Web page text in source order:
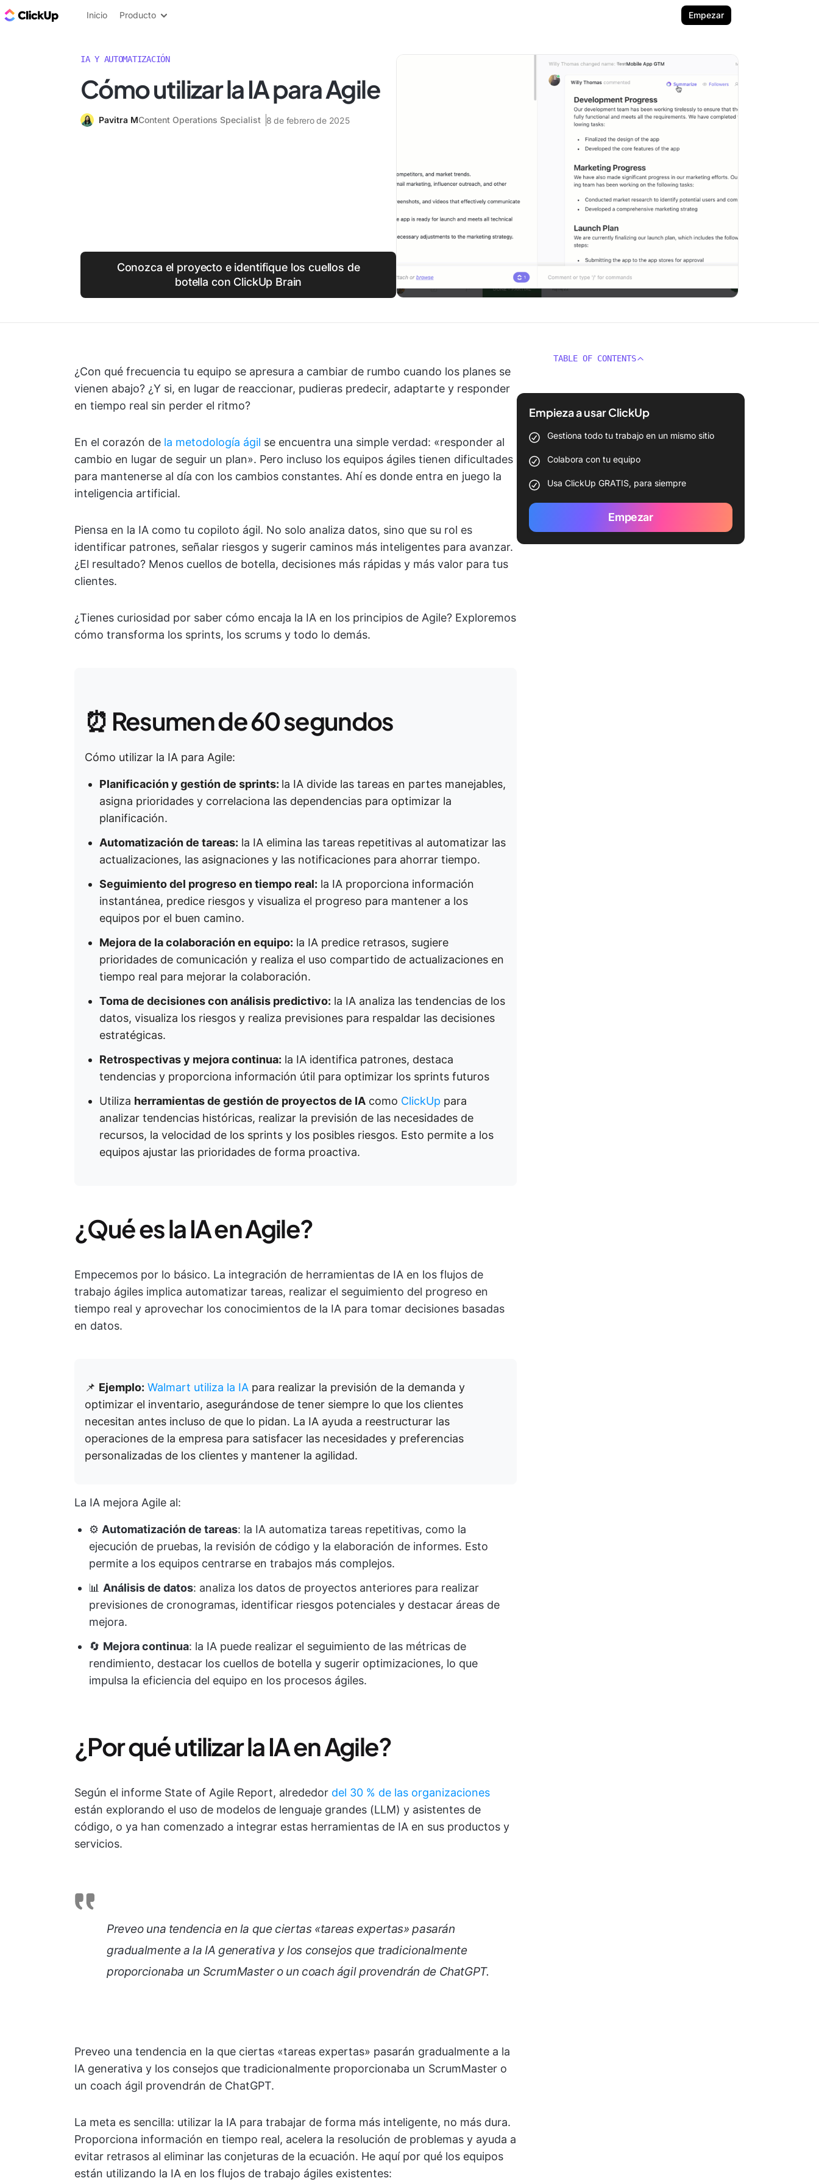
ClickUp Blog
Inicio Producto Empezar
IA Y AUTOMATIZACIÓN
Cómo utilizar la IA para Agile
Pavitra MContent Operations Specialist 8 de febrero de 2025
Conozca el proyecto e identifique los cuellos de
botella con ClickUp Brain
¿Con qué frecuencia tu equipo se apresura a cambiar de rumbo cuando los planes se
vienen abajo? ¿Y si, en lugar de reaccionar, pudieras predecir, adaptarte y responder
en tiempo real sin perder el ritmo?
En el corazón de la metodología ágil se encuentra una simple verdad: «responder al
cambio en lugar de seguir un plan». Pero incluso los equipos ágiles tienen dificultades
para mantenerse al día con los cambios constantes. Ahí es donde entra en juego la
inteligencia artificial.
Piensa en la IA como tu copiloto ágil. No solo analiza datos, sino que su rol es
identificar patrones, señalar riesgos y sugerir caminos más inteligentes para avanzar.
¿El resultado? Menos cuellos de botella, decisiones más rápidas y más valor para tus
clientes.
¿Tienes curiosidad por saber cómo encaja la IA en los principios de Agile? Exploremos
cómo transforma los sprints, los scrums y todo lo demás.
⏰ Resumen de 60 segundos
Cómo utilizar la IA para Agile:
Planificación y gestión de sprints: la IA divide las tareas en partes manejables,
asigna prioridades y correlaciona las dependencias para optimizar la
planificación.
Automatización de tareas: la IA elimina las tareas repetitivas al automatizar las
actualizaciones, las asignaciones y las notificaciones para ahorrar tiempo.
Seguimiento del progreso en tiempo real: la IA proporciona información
instantánea, predice riesgos y visualiza el progreso para mantener a los
equipos por el buen camino.
Mejora de la colaboración en equipo: la IA predice retrasos, sugiere
prioridades de comunicación y realiza el uso compartido de actualizaciones en
tiempo real para mejorar la colaboración.
Toma de decisiones con análisis predictivo: la IA analiza las tendencias de los
datos, visualiza los riesgos y realiza previsiones para respaldar las decisiones
estratégicas.
Retrospectivas y mejora continua: la IA identifica patrones, destaca
tendencias y proporciona información útil para optimizar los sprints futuros
Utiliza herramientas de gestión de proyectos de IA como ClickUp para
analizar tendencias históricas, realizar la previsión de las necesidades de
recursos, la velocidad de los sprints y los posibles riesgos. Esto permite a los
equipos ajustar las prioridades de forma proactiva.
¿Qué es la IA en Agile?
Empecemos por lo básico. La integración de herramientas de IA en los flujos de
trabajo ágiles implica automatizar tareas, realizar el seguimiento del progreso en
tiempo real y aprovechar los conocimientos de la IA para tomar decisiones basadas
en datos.
📌 Ejemplo: Walmart utiliza la IA para realizar la previsión de la demanda y
optimizar el inventario, asegurándose de tener siempre lo que los clientes
necesitan antes incluso de que lo pidan. La IA ayuda a reestructurar las
operaciones de la empresa para satisfacer las necesidades y preferencias
personalizadas de los clientes y mantener la agilidad.
La IA mejora Agile al:
⚙️ Automatización de tareas: la IA automatiza tareas repetitivas, como la
ejecución de pruebas, la revisión de código y la elaboración de informes. Esto
permite a los equipos centrarse en trabajos más complejos.
📊 Análisis de datos: analiza los datos de proyectos anteriores para realizar
previsiones de cronogramas, identificar riesgos potenciales y destacar áreas de
mejora.
🔄 Mejora continua: la IA puede realizar el seguimiento de las métricas de
rendimiento, destacar los cuellos de botella y sugerir optimizaciones, lo que
impulsa la eficiencia del equipo en los procesos ágiles.
¿Por qué utilizar la IA en Agile?
Según el informe State of Agile Report, alrededor del 30 % de las organizaciones
están explorando el uso de modelos de lenguaje grandes (LLM) y asistentes de
código, o ya han comenzado a integrar estas herramientas de IA en sus productos y
servicios.
Preveo una tendencia en la que ciertas «tareas expertas» pasarán
gradualmente a la IA generativa y los consejos que tradicionalmente
proporcionaba un ScrumMaster o un coach ágil provendrán de ChatGPT.
Preveo una tendencia en la que ciertas «tareas expertas» pasarán gradualmente a la
IA generativa y los consejos que tradicionalmente proporcionaba un ScrumMaster o
un coach ágil provendrán de ChatGPT.
La meta es sencilla: utilizar la IA para trabajar de forma más inteligente, no más dura.
Proporciona información en tiempo real, acelera la resolución de problemas y ayuda a
evitar retrasos al eliminar las conjeturas de la ecuación. He aquí por qué los equipos
están utilizando la IA en los flujos de trabajo ágiles existentes:
TABLE OF CONTENTS
Empieza a usar ClickUp
Gestiona todo tu trabajo en un mismo sitio
Colabora con tu equipo
Usa ClickUp GRATIS, para siempre
Empezar